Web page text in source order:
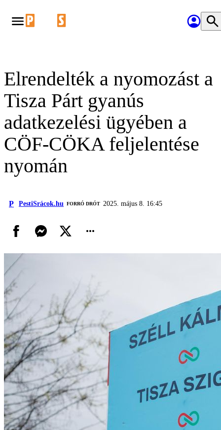
Elrendelték a nyomozást a
Tisza Párt gyanús
adatkezelési ügyében a
CÖF-CÖKA feljelentése
nyomán
P PestiSrácok.hu FORRÓ DRÓT 2025. május 8. 16:45